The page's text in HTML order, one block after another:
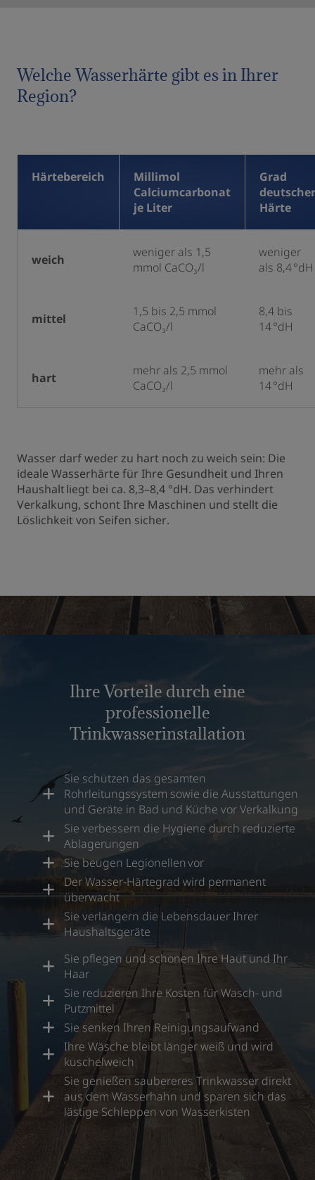
Welche Wasserhärte gibt es in Ihrer
Region?
Härtebereich
Millimol
Calciumcarbonat
je Liter
Grad
deutscher
Härte
weich
weniger als 1,5
mmol CaCO₃/l
weniger
als 8,4 °dH
mittel
1,5 bis 2,5 mmol
CaCO₃/l
8,4 bis
14 °dH
hart
mehr als 2,5 mmol
CaCO₃/l
mehr als
14 °dH
Wasser darf weder zu hart noch zu weich sein: Die
ideale Wasserhärte für Ihre Gesundheit und Ihren
Haushalt liegt bei ca. 8,3–8,4 °dH. Das verhindert
Verkalkung, schont Ihre Maschinen und stellt die
Löslichkeit von Seifen sicher.
Ihre Vorteile durch eine
professionelle
Trinkwasserinstallation
Sie schützen das gesamten
Rohrleitungssystem sowie die Ausstattungen
und Geräte in Bad und Küche vor Verkalkung
Sie verbessern die Hygiene durch reduzierte
Ablagerungen
Sie beugen Legionellen vor
Der Wasser-Härtegrad wird permanent
überwacht
Sie verlängern die Lebensdauer Ihrer
Haushaltsgeräte
Sie pflegen und schonen Ihre Haut und Ihr
Haar
Sie reduzieren Ihre Kosten für Wasch- und
Putzmittel
Sie senken Ihren Reinigungsaufwand
Ihre Wäsche bleibt länger weiß und wird
kuschelweich
Sie genießen saubereres Trinkwasser direkt
aus dem Wasserhahn und sparen sich das
lästige Schleppen von Wasserkisten